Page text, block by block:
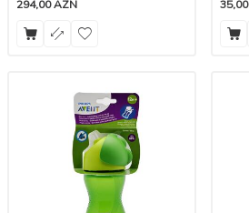
294,00AZN 35,00